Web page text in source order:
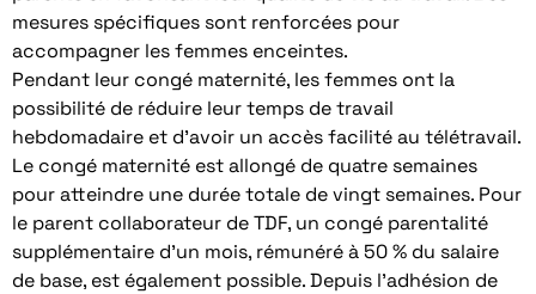
mesures spécifiques sont renforcées pour
accompagner les femmes enceintes.
Pendant leur congé maternité, les femmes ont la
possibilité de réduire leur temps de travail
hebdomadaire et d’avoir un accès facilité au télétravail.
Le congé maternité est allongé de quatre semaines
pour atteindre une durée totale de vingt semaines. Pour
le parent collaborateur de TDF, un congé parentalité
supplémentaire d’un mois, rémunéré à 50 % du salaire
de base, est également possible. Depuis l’adhésion de